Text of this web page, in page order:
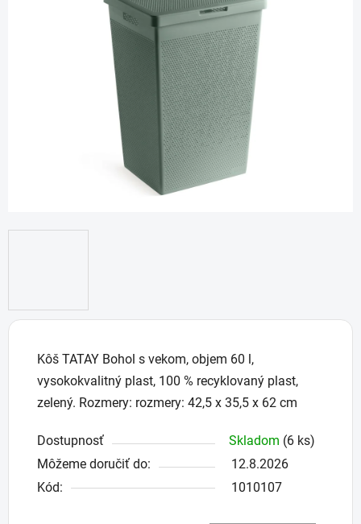
Kôš TATAY Bohol s vekom, objem 60 l,
vysokokvalitný plast, 100 % recyklovaný plast,
zelený. Rozmery: rozmery: 42,5 x 35,5 x 62 cm
Dostupnosť Skladom (6 ks)
Môžeme doručiť do:
12.8.2026
Kód:
1010107